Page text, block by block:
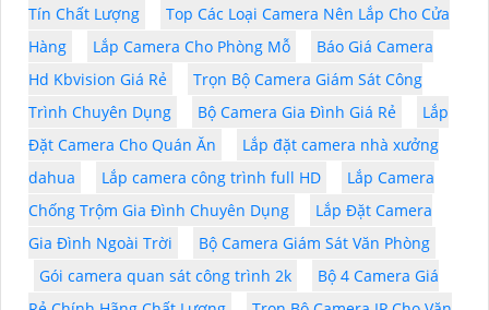
Tín Chất Lượng
Top Các Loại Camera Nên Lắp Cho Cửa
Hàng
Lắp Camera Cho Phòng Mỗ
Báo Giá Camera
Hd Kbvision Giá Rẻ
Trọn Bộ Camera Giám Sát Công
Trình Chuyên Dụng
Bộ Camera Gia Đình Giá Rẻ
Lắp
Đặt Camera Cho Quán Ăn
Lắp đặt camera nhà xưởng
dahua
Lắp camera công trình full HD
Lắp Camera
Chống Trộm Gia Đình Chuyên Dụng
Lắp Đặt Camera
Gia Đình Ngoài Trời
Bộ Camera Giám Sát Văn Phòng
Gói camera quan sát công trình 2k
Bộ 4 Camera Giá